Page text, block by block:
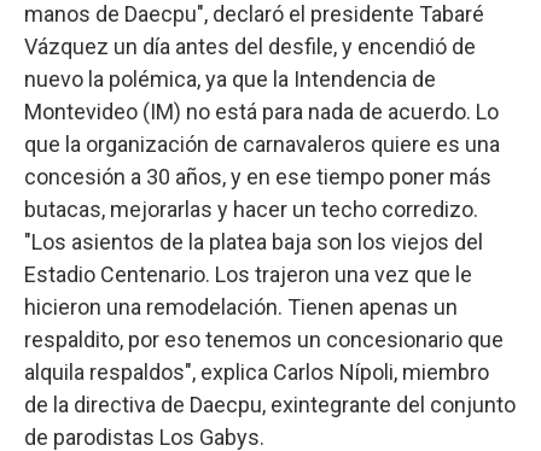
manos de Daecpu", declaró el presidente Tabaré
Vázquez un día antes del desfile, y encendió de
nuevo la polémica, ya que la Intendencia de
Montevideo (IM) no está para nada de acuerdo. Lo
que la organización de carnavaleros quiere es una
concesión a 30 años, y en ese tiempo poner más
butacas, mejorarlas y hacer un techo corredizo.
"Los asientos de la platea baja son los viejos del
Estadio Centenario. Los trajeron una vez que le
hicieron una remodelación. Tienen apenas un
respaldito, por eso tenemos un concesionario que
alquila respaldos", explica Carlos Nípoli, miembro
de la directiva de Daecpu, exintegrante del conjunto
de parodistas Los Gabys.